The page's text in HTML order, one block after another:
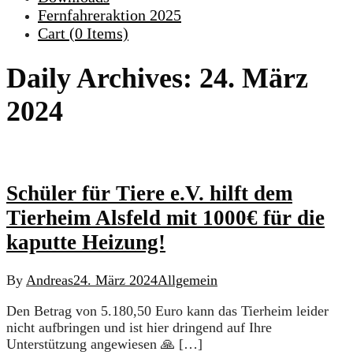
Fernfahreraktion 2025
Cart (0 Items)
Daily Archives: 24. März
2024
Schüler für Tiere e.V. hilft dem
Tierheim Alsfeld mit 1000€ für die
kaputte Heizung!
By Andreas24. März 2024Allgemein
Den Betrag von 5.180,50 Euro kann das Tierheim leider
nicht aufbringen und ist hier dringend auf Ihre
Unterstützung angewiesen 🙏 […]